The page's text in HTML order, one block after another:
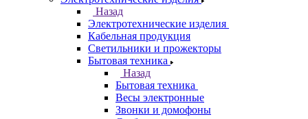
Назад
Электротехнические изделия
Кабельная продукция
Светильники и прожекторы
Бытовая техника
Назад
Бытовая техника
Весы электронные
Звонки и домофоны